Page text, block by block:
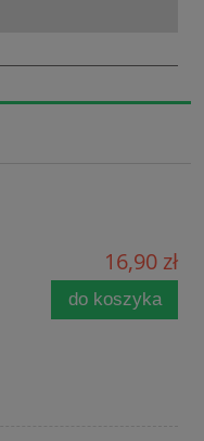
16,90 zł
do koszyka